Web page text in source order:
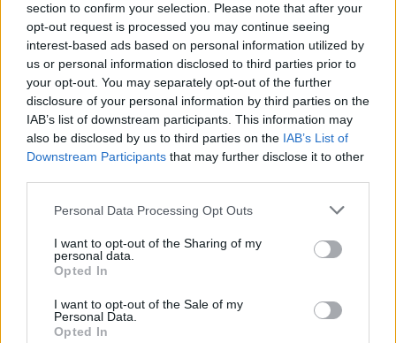
section to confirm your selection. Please note that after your
opt-out request is processed you may continue seeing
interest-based ads based on personal information utilized by
us or personal information disclosed to third parties prior to
your opt-out. You may separately opt-out of the further
disclosure of your personal information by third parties on the
IAB’s list of downstream participants. This information may
also be disclosed by us to third parties on the IAB’s List of
Downstream Participants that may further disclose it to other
Personal Data Processing Opt Outs
I want to opt-out of the Sharing of my
personal data.
Opted In
I want to opt-out of the Sale of my
Personal Data.
Opted In
Deseu el meu nom, el correu electrònic i el lloc web en
aquest navegador per a la propera vegada que comenti.
ÚLTIMES NOTÍCIES
Amposta recupera les Cases del Castell